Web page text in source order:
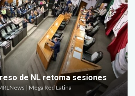
de NL retoma sesiones
| Mega Red Latina